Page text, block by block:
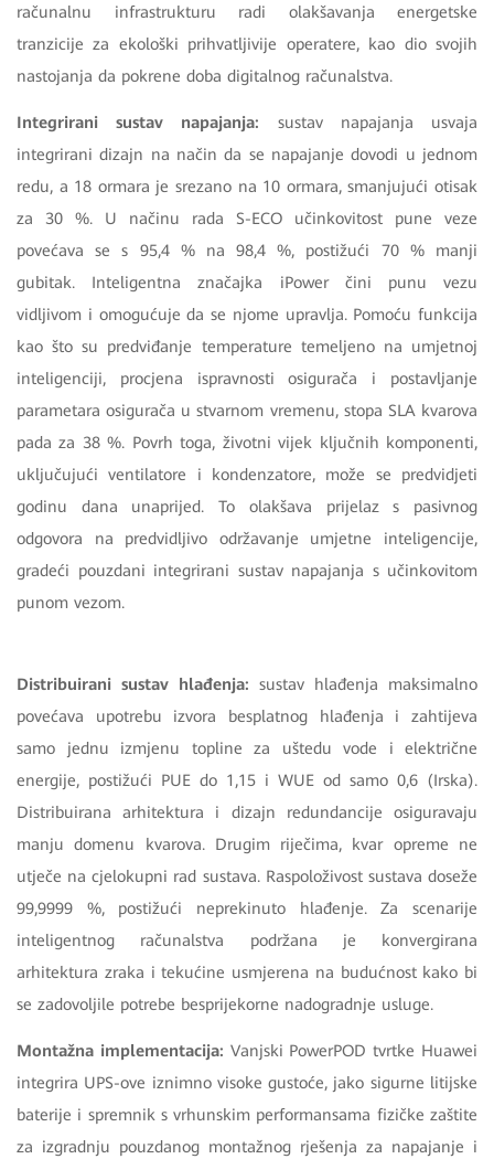
računalnu infrastrukturu radi olakšavanja energetske
tranzicije za ekološki prihvatljivije operatere, kao dio svojih
nastojanja da pokrene doba digitalnog računalstva.
Integrirani sustav napajanja: sustav napajanja usvaja
integrirani dizajn na način da se napajanje dovodi u jednom
redu, a 18 ormara je srezano na 10 ormara, smanjujući otisak
za 30 %. U načinu rada S-ECO učinkovitost pune veze
povećava se s 95,4 % na 98,4 %, postižući 70 % manji
gubitak. Inteligentna značajka iPower čini punu vezu
vidljivom i omogućuje da se njome upravlja. Pomoću funkcija
kao što su predviđanje temperature temeljeno na umjetnoj
inteligenciji, procjena ispravnosti osigurača i postavljanje
parametara osigurača u stvarnom vremenu, stopa SLA kvarova
pada za 38 %. Povrh toga, životni vijek ključnih komponenti,
uključujući ventilatore i kondenzatore, može se predvidjeti
godinu dana unaprijed. To olakšava prijelaz s pasivnog
odgovora na predvidljivo održavanje umjetne inteligencije,
gradeći pouzdani integrirani sustav napajanja s učinkovitom
punom vezom.
Distribuirani sustav hlađenja: sustav hlađenja maksimalno
povećava upotrebu izvora besplatnog hlađenja i zahtijeva
samo jednu izmjenu topline za uštedu vode i električne
energije, postižući PUE do 1,15 i WUE od samo 0,6 (Irska).
Distribuirana arhitektura i dizajn redundancije osiguravaju
manju domenu kvarova. Drugim riječima, kvar opreme ne
utječe na cjelokupni rad sustava. Raspoloživost sustava doseže
99,9999 %, postižući neprekinuto hlađenje. Za scenarije
inteligentnog računalstva podržana je konvergirana
arhitektura zraka i tekućine usmjerena na budućnost kako bi
se zadovoljile potrebe besprijekorne nadogradnje usluge.
Montažna implementacija: Vanjski PowerPOD tvrtke Huawei
integrira UPS-ove iznimno visoke gustoće, jako sigurne litijske
baterije i spremnik s vrhunskim performansama fizičke zaštite
za izgradnju pouzdanog montažnog rješenja za napajanje i